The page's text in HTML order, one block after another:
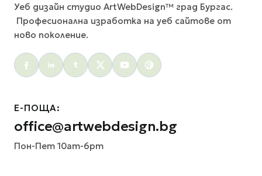
Уеб дизайн студио ArtWebDesign™ град Бургас.
Професионална изработка на уеб сайтове от
ново поколение.
Social menu
Е-ПОЩА:
office@artwebdesign.bg
Пон-Пет 10am-6pm